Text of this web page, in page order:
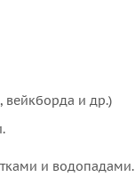
вейкборда и др.)
и водопадами.